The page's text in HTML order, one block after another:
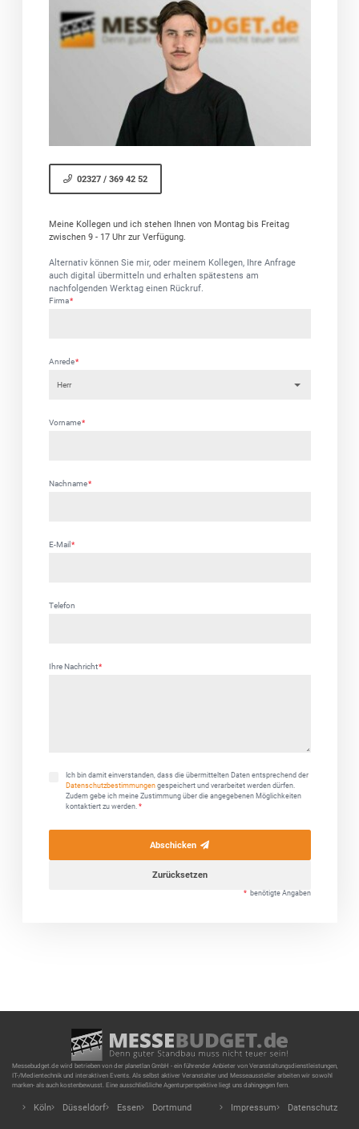
02327 / 369 42 52
Meine Kollegen und ich stehen Ihnen von Montag bis Freitag
zwischen 9 - 17 Uhr zur Verfügung.
Alternativ können Sie mir, oder meinem Kollegen, Ihre Anfrage
auch digital übermitteln und erhalten spätestens am
nachfolgenden Werktag einen Rückruf.
Firma*
Anrede*
Herr
Vorname*
Nachname*
E-Mail *
Telefon
Ihre Nachricht*
Ich bin damit einverstanden, dass die übermittelten Daten entsprechend der
Datenschutzbestimmungengespeichert und verarbeitet werden dürfen.
Zudem gebe ich meine Zustimmung über die angegebenen Möglichkeiten
kontaktiert zu werden. *
Abschicken
Zurücksetzen
* benötigte Angaben
Messebudget.de wird betrieben von der planetlan GmbH - ein führender Anbieter von Veranstaltungsdienstleistungen,
IT-/Medientechnik und interaktiven Events. Als selbst aktiver Veranstalter und Messeaussteller arbeiten wir sowohl
marken- als auch kostenbewusst. Eine ausschließliche Agenturperspektive liegt uns dahingegen fern.
Köln Düsseldorf Essen Dortmund Impressum Datenschutz